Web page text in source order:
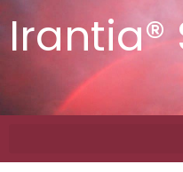
Irantia®